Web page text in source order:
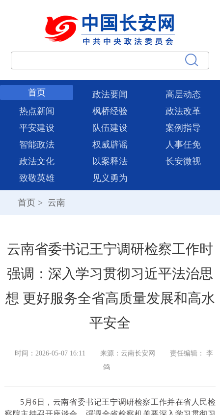
首页 政法要闻
高层动态
热点新闻
枫桥经验
政法改革
平安建设
队伍建设
案例指导
智能政法
权威辟谣
人事任免
政法文化
以案释法
长安微视
致敬英雄
见义勇为
首页 > 云南
云南省委书记王宁调研检察工作时
强调：深入学习贯彻习近平法治思
想 更好服务全省高质量发展和高水
平安全
时间：2026-05-07 16:11 来源：云南长安网
责任编辑： 李
鸽
5月6日，云南省委书记王宁调研检察工作并在省人民检